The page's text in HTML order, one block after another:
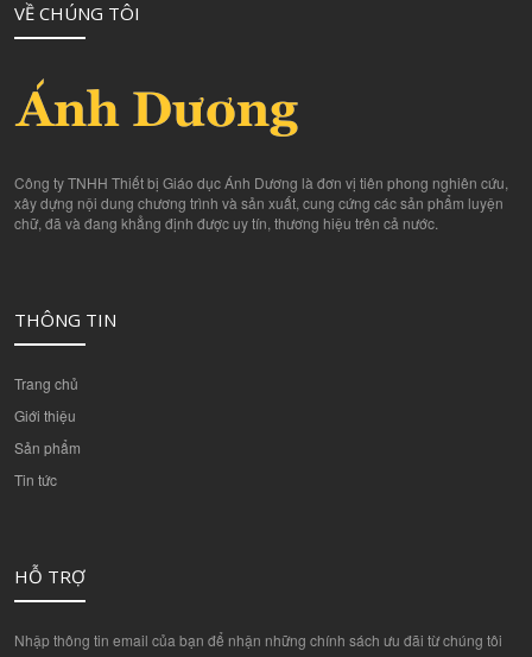
VỀ CHÚNG TÔI
Công ty TNHH Thiết bị Giáo dục Ánh Dương là đơn vị tiên phong nghiên cứu,
xây dựng nội dung chương trình và sản xuất, cung cứng các sản phẩm luyện
chữ, đã và đang khẳng định được uy tín, thương hiệu trên cả nước.
THÔNG TIN
Trang chủ
Giới thiệu
Sản phẩm
Tin tức
HỖ TRỢ
Nhập thông tin email của bạn để nhận những chính sách ưu đãi từ chúng tôi